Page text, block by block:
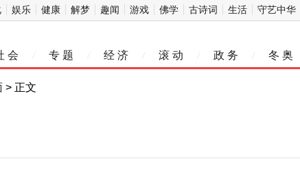
娱乐 健康 解梦 趣闻 游戏 佛学 古诗词 生活 守艺中华
会 专 题 经 济 滚 动 政 务 冬 奥
> 正文